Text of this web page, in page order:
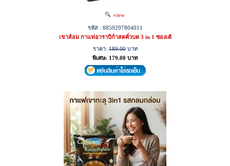
view
รหัส : 8859297804011
เขาล้อม กาแฟอาราบิก้าสดคั่วบด 3 in 1 ซองเต้
ราคา:189.00บาท
พิเศษ: 179.00 บาท